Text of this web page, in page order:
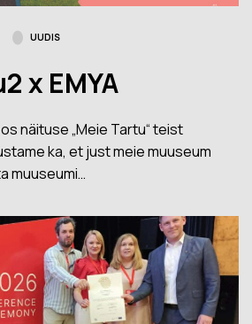
UUDIS
x EMYA
näituse „Meie Tartu“ teist
ka, et just meie muuseum
muuseumi…